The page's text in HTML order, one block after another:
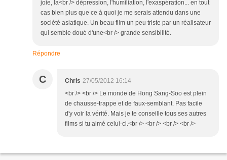
joie, la<br /> dépression, l'humiliation, l'exaspération... en tout
cas bien plus que ce à quoi je me serais attendu dans une
société asiatique. Un beau film un peu triste par un réalisateur
qui semble doué d'une<br /> grande sensibilité.
Répondre
C Chris 27/05/2012 16:14
<br /> <br /> Le monde de Hong Sang-Soo est plein
de chausse-trappe et de faux-semblant. Pas facile
d'y voir la vérité. Mais je te conseille tous ses autres
films si tu aimé celui-ci.<br /> <br /> <br /> <br />